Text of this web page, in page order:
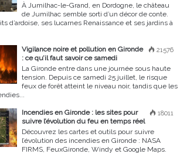
À Jumilhac-le-Grand, en Dordogne, le château
de Jumilhac semble sorti d’un décor de conte.
d’ardoise, ses lucarnes Renaissance et ses jardins à
21576
Vigilance noire et pollution en Gironde
: ce qu’il faut savoir ce samedi
La Gironde entre dans une journée sous haute
tension. Depuis ce samedi 25 juillet, le risque
feux de forêt atteint le niveau noir, tandis que les
18011
Incendies en Gironde : les sites pour
suivre l’évolution du feu en temps réel
Découvrez les cartes et outils pour suivre
l’évolution des incendies en Gironde : NASA
FIRMS, FeuxGironde, Windy et Google Maps.